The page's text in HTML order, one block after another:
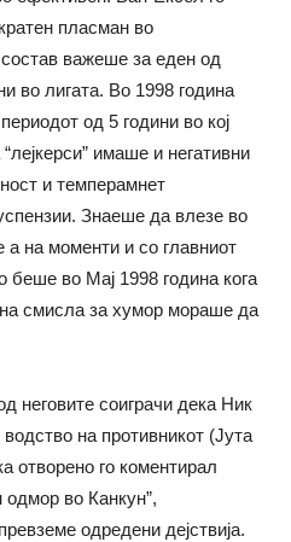
пласман во
важеше за еден од
во лигата. Во 1998 година
од 5 години во кој
имаше и негативни
и темперамнет
Знаеше да влезе во
на моменти и со главниот
беше во Мај 1998 година кога
смисла за хумор мораше да
неговите соиграчи дека Ник
на противникот (Јута
отворено го коментирал
одмор во Канкун”,
одредени дејствија.